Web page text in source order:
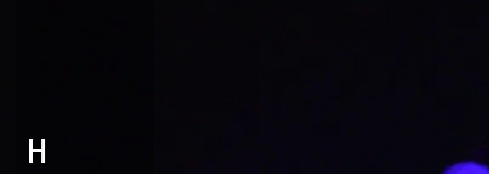
Η